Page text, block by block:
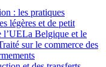
: les pratiques
légères et de petit
l’UELa Belgique et le
sur le commerce des